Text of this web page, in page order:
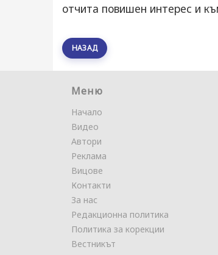
отчита повишен интерес и
НАЗАД
Меню
Начало
Видео
Автори
Реклама
Вицове
Контакти
За нас
Редакционна политика
Политика за корекции
Вестникът